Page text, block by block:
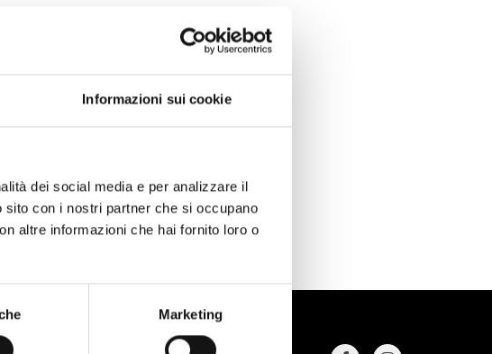
Informazioni sui cookie
dei social media e per analizzare il
con i nostri partner che si occupano
altre informazioni che hai fornito loro o
Marketing